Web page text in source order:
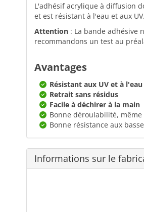
L'adhésif acrylique à diffusion
et est résistant à l'eau et aux
Attention : La bande adhésive
recommandons un test au
Avantages
Résistant aux UV et à l'eau
Retrait sans résidus
Facile à déchirer à la main
Bonne déroulabilité,
Bonne résistance aux
Informations sur le